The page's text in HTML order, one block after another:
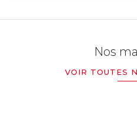
Nos
VOIR TOUTES